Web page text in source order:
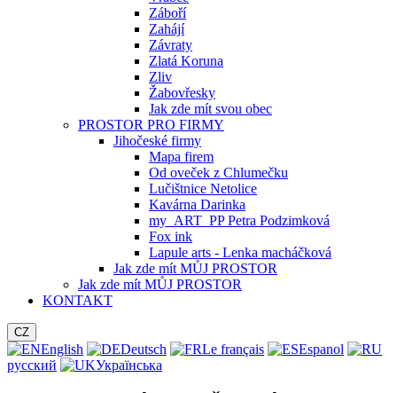
Záboří
Zahájí
Závraty
Zlatá Koruna
Zliv
Žabovřesky
Jak zde mít svou obec
PROSTOR PRO FIRMY
Jihočeské firmy
Mapa firem
Od oveček z Chlumečku
Lučištnice Netolice
Kavárna Darinka
my_ART_PP Petra Podzimková
Fox ink
Lapule arts - Lenka macháčková
Jak zde mít MŮJ PROSTOR
Jak zde mít MŮJ PROSTOR
KONTAKT
CZ
English Deutsch Le français
Espanol
русский
Українська